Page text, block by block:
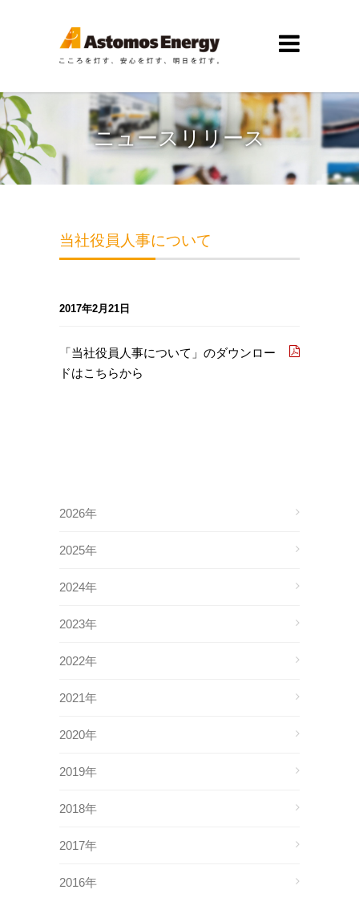
ニュースリリース
当社役員人事について
2017年2月21日
「当社役員人事について」のダウンロー
ドはこちらから
2026年
2025年
2024年
2023年
2022年
2021年
2020年
2019年
2018年
2017年
2016年